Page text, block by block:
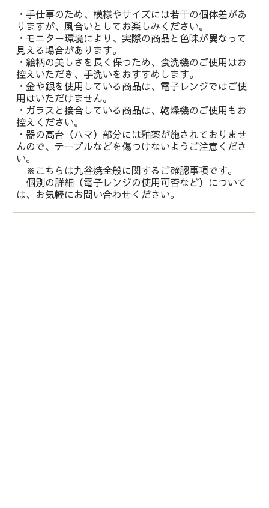
・手仕事のため、模様やサイズには若干の個体差があ
りますが、風合いとしてお楽しみください。
・モニター環境により、実際の商品と色味が異なって
見える場合があります。
・絵柄の美しさを長く保つため、食洗機のご使用はお
控えいただき、手洗いをおすすめします。
・金や銀を使用している商品は、電子レンジではご使
用はいただけません。
・ガラスと接合している商品は、乾燥機のご使用もお
控えください。
・器の高台（ハマ）部分には釉薬が施されておりませ
んので、テーブルなどを傷つけないようご注意くださ
い。
※こちらは九谷焼全般に関するご確認事項です。
個別の詳細（電子レンジの使用可否など）について
は、お気軽にお問い合わせください。